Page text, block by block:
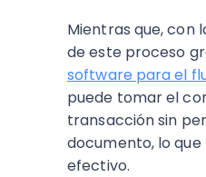
Mientras que, con
de este proceso
software para el
puede tomar el
transacción sin
documento, lo
efectivo.